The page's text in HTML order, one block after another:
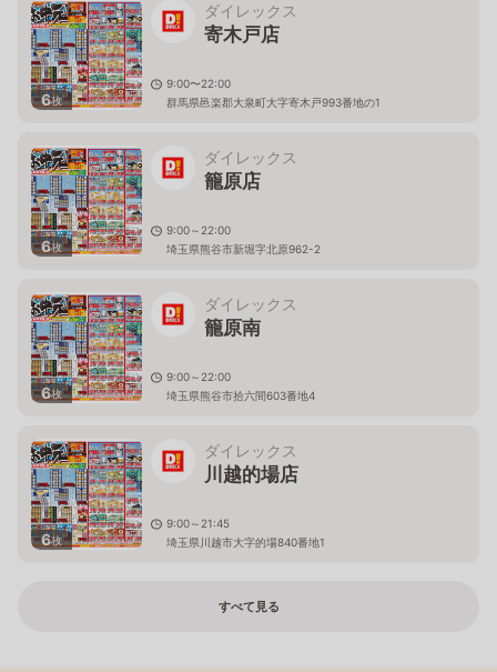
6枚
ダイレックス
寄木戸店
9:00〜22:00
群馬県邑楽郡大泉町大字寄木戸993番地の1
6枚
ダイレックス
籠原店
9:00～22:00
埼玉県熊谷市新堀字北原962-2
6枚
ダイレックス
籠原南
9:00～22:00
埼玉県熊谷市拾六間603番地4
6枚
ダイレックス
川越的場店
9:00～21:45
埼玉県川越市大字的場840番地1
すべて見る